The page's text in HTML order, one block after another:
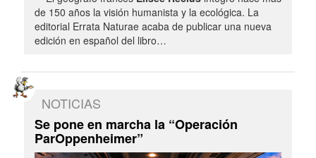
de 150 años la visión humanista y la ecológica. La
editorial Errata Naturae acaba de publicar una nueva
edición en español del libro…
NOTICIAS
Se pone en marcha la “Operación
ParOppenheimer”